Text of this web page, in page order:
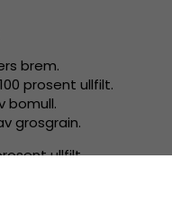
brem.
100 prosent ullfilt.
bomull.
grosgrain.
ullfilt.
X-Small - 54 cm.